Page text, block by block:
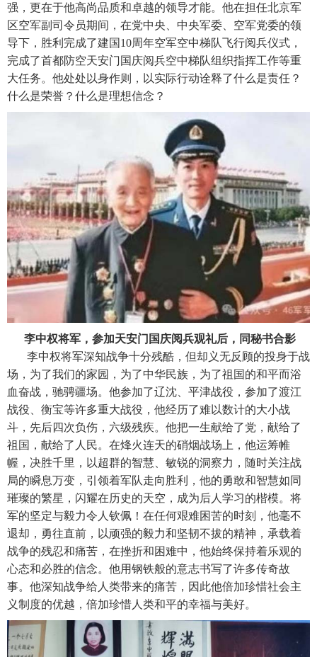
强，更在于他高尚品质和卓越的领导才能。他在担任北京军
区空军副司令员期间，在党中央、中央军委、空军党委的领
导下，胜利完成了建国10周年空军空中梯队飞行阅兵仪式，
完成了首都防空天安门国庆阅兵空中梯队组织指挥工作等重
大任务。他处处以身作则，以实际行动诠释了什么是责任？
什么是荣誉？什么是理想信念？
李中权将军，参加天安门国庆阅兵观礼后，同秘书合影
李中权将军深知战争十分残酷，但却义无反顾的投身于战
场，为了我们的家园，为了中华民族，为了祖国的和平而浴
血奋战，驰骋疆场。他参加了辽沈、平津战役，参加了渡江
战役、衡宝等许多重大战役，他经历了难以数计的大小战
斗，先后四次负伤，六级残疾。他把一生献给了党，献给了
祖国，献给了人民。在烽火连天的硝烟战场上，他运筹帷
幄，决胜千里，以超群的智慧、敏锐的洞察力，随时关注战
局的瞬息万变，引领着军队走向胜利，他的勇敢和智慧如同
璀璨的繁星，闪耀在历史的天空，成为后人学习的楷模。将
军的坚定与毅力令人钦佩！在任何艰难困苦的时刻，他毫不
退却，勇往直前，以顽强的毅力和坚韧不拔的精神，承载着
战争的残忍和痛苦，在挫折和困难中，他始终保持着乐观的
心态和必胜的信念。他用钢铁般的意志书写了许多传奇故
事。他深知战争给人类带来的痛苦，因此他倍加珍惜社会主
义制度的优越，倍加珍惜人类和平的幸福与美好。